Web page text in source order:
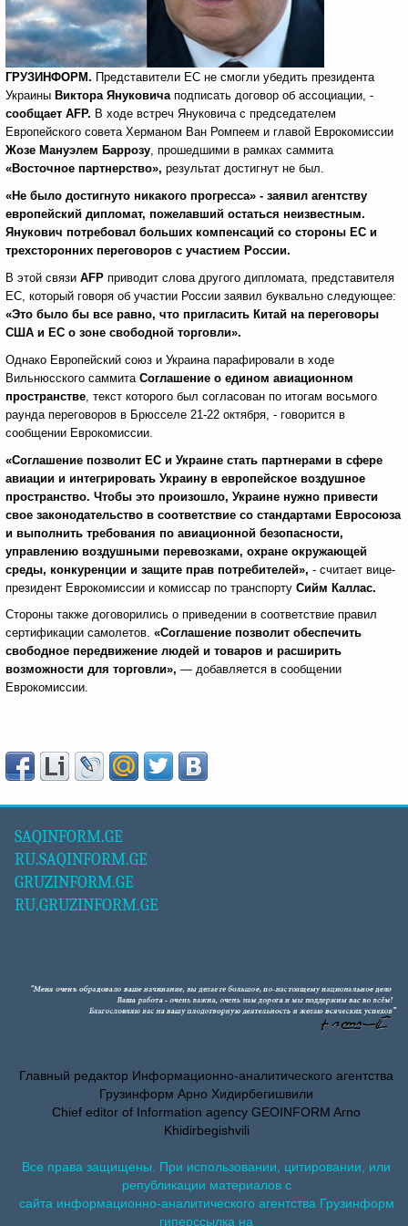
ГРУЗИНФОРМ. Представители ЕС не смогли убедить президента
Украины Виктора Януковичаподписать договор об ассоциации, -
сообщает AFP. В ходе встреч Януковича с председателем
Европейского совета Херманом Ван Ромпеем и главой Еврокомиссии
Жозе Мануэлем Баррозу, прошедшими в рамках саммита
«Восточное партнерство», результат достигнут не был.
«Не было достигнуто никакого прогресса» - заявил агентству
европейский дипломат, пожелавший остаться неизвестным.
Янукович потребовал больших компенсаций со стороны ЕС и
трехсторонних переговоров с участием России.
В этой связи AFP приводит слова другого дипломата, представителя
ЕС, который говоря об участии России заявил буквально следующее:
«Это было бы все равно, что пригласить Китай на переговоры
США и ЕС о зоне свободной торговли».
Однако Европейский союз и Украина парафировали в ходе
Вильнюсского саммита Соглашение о едином авиационном
пространстве, текст которого был согласован по итогам восьмого
раунда переговоров в Брюсселе 21-22 октября, - говорится в
сообщении Еврокомиссии.
«Соглашение позволит ЕС и Украине стать партнерами в сфере
авиации и интегрировать Украину в европейское воздушное
пространство. Чтобы это произошло, Украине нужно привести
свое законодательство в соответствие со стандартами Евросоюза
и выполнить требования по авиационной безопасности,
управлению воздушными перевозками, охране окружающей
среды, конкуренции и защите прав потребителей», - считает вице-
президент Еврокомиссии и комиссар по транспорту Сийм Каллас.
Стороны также договорились о приведении в соответствие правил
сертификации самолетов. «Соглашение позволит обеспечить
свободное передвижение людей и товаров и расширить
возможности для торговли», — добавляется в сообщении
Еврокомиссии.
SAQINFORM.GE
RU.SAQINFORM.GE
GRUZINFORM.GE
RU.GRUZINFORM.GE
Главный редактор Информационно-аналитического агентства
Грузинформ Арно Хидирбегишвили
Chief editor of Information agency GEOINFORM Arno
Khidirbegishvili
Все права защищены. При использовании, цитировании, или
републикации материалов с
сайта информационно-аналитического агентства Грузинформ
гиперссылка на